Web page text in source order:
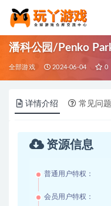
潘科公园/Penko
全部游戏 2024-06-04 0
详情介绍 常见问题
资源信息
普通用户特权：
会员用户特权：